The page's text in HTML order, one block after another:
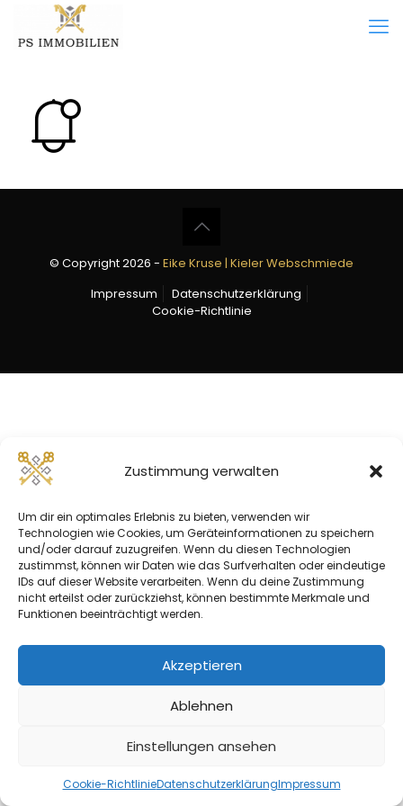
Zustimmung verwalten
Um dir ein optimales Erlebnis zu bieten, verwenden wir
Technologien wie Cookies, um Geräteinformationen zu speichern
und/oder darauf zuzugreifen. Wenn du diesen Technologien
zustimmst, können wir Daten wie das Surfverhalten oder eindeutige
IDs auf dieser Website verarbeiten. Wenn du deine Zustimmung
nicht erteilst oder zurückziehst, können bestimmte Merkmale und
Funktionen beeinträchtigt werden.
Akzeptieren
Ablehnen
Einstellungen ansehen
Cookie-RichtlinieDatenschutzerklärungImpressum
© Copyright 2026 - Eike Kruse | Kieler Webschmiede
Impressum
Datenschutzerklärung
Cookie-Richtlinie